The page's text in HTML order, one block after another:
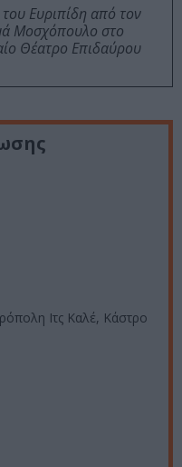
Ευριπίδη από τον
Μοσχόπουλο στο
Θέατρο Επιδαύρου
Ιτς Καλέ, Κάστρο